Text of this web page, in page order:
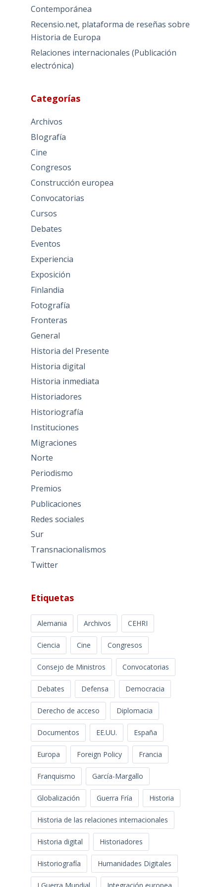
Contemporánea
Recensio.net, plataforma de reseñas sobre
Historia de Europa
Relaciones internacionales (Publicación
electrónica)
Categorías
Archivos
BIografía
Cine
Congresos
Construcción europea
Convocatorias
Cursos
Debates
Eventos
Experiencia
Exposición
Finlandia
Fotografía
Fronteras
General
Historia del Presente
Historia digital
Historia inmediata
Historiadores
Historiografía
Instituciones
Migraciones
Norte
Periodismo
Premios
Publicaciones
Redes sociales
Sur
Transnacionalismos
Twitter
Etiquetas
Alemania Archivos CEHRI
Ciencia Cine Congresos
Consejo de Ministros Convocatorias
Debates Defensa Democracia
Derecho de acceso Diplomacia
Documentos EE.UU. España
Europa Foreign Policy Francia
Franquismo García-Margallo
Globalización Guerra Fría Historia
Historia de las relaciones internacionales
Historia digital Historiadores
Historiografía Humanidades Digitales